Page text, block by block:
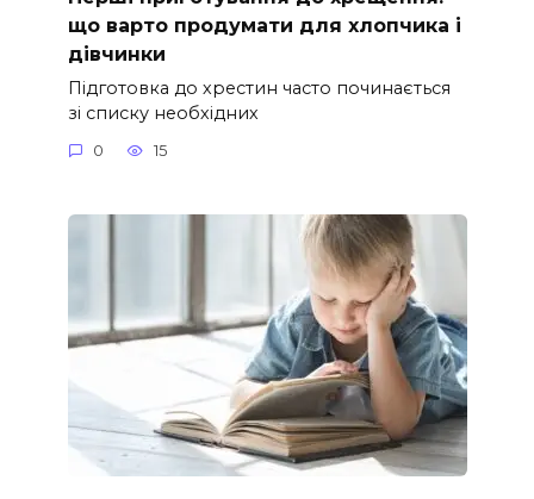
що варто продумати для хлопчика і
дівчинки
Підготовка до хрестин часто починається
зі списку необхідних
0 15